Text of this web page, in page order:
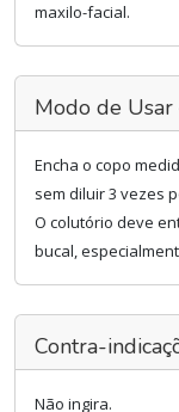
maxilo-facial.
Modo de Usar
Encha o copo
sem diluir 3 vezes
O colutório deve
bucal,
Contra-
Não ingira.